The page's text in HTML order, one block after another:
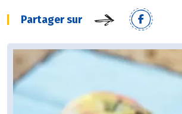
Partager sur